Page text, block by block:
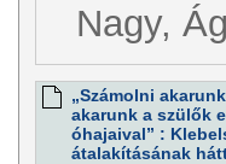
Nagy,
„Számolni
akarunk a szülők
óhajaival” :
átalakításának